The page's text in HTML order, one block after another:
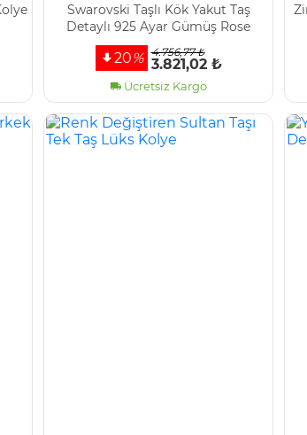
Swarovski Taşlı Kök Yakut Taş
Detaylı 925 Ayar Gümüş Rose
Tasarım
20% 4.756,77 ₺
3.821,02 ₺
Ücretsiz Kargo